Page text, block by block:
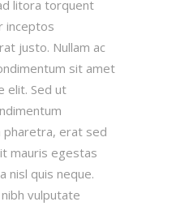
litora torquent
inceptos
justo. Nullam ac
sit amet
elit. Sed ut
pharetra, erat sed
mauris egestas
nisl quis neque.
vulputate